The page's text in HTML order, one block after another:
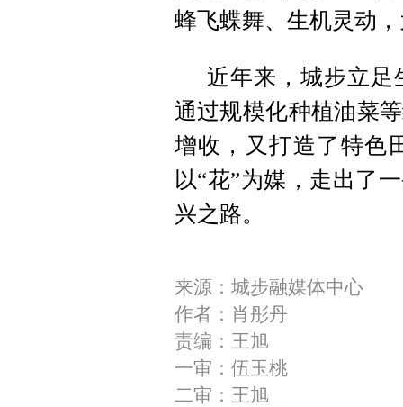
蜂飞蝶舞、生机灵动
近年来，城步立足
通过规模化种植油菜
增收，又打造了特色
以“花”为媒，走出了
兴之路。
来源：城步融媒体中心
作者：肖彤丹
责编：王旭
一审：伍玉桃
二审：王旭